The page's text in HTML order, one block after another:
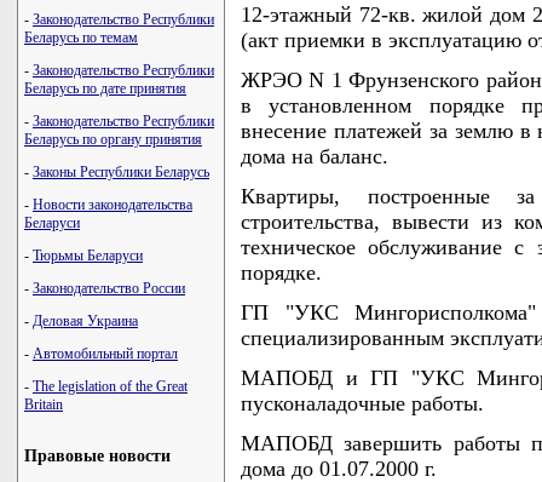
- Законодательство Республики
Беларусь по темам
- Законодательство Республики
Беларусь по дате принятия
- Законодательство Республики
Беларусь по органу принятия
- Законы Республики Беларусь
- Новости законодательства
Беларуси
- Тюрьмы Беларуси
- Законодательство России
- Деловая Украина
- Автомобильный портал
- The legislation of the Great
Britain
Правовые новости
12-этажный 72-кв. жилой дом
(акт приемки в эксплуатацию
ЖРЭО N 1 Фрунзенского
в установленном порядке
внесение платежей за землю
дома на баланс.
Квартиры, построенные
строительства, вывести из
техническое обслуживание с
порядке.
ГП "УКС Мингорисполкома"
специализированным
МАПОБД и ГП "УКС
пусконаладочные работы.
МАПОБД завершить работы
дома до 01.07.2000 г.